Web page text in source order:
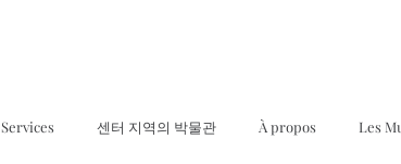
Services 센터 지역의 박물관 À propos Les